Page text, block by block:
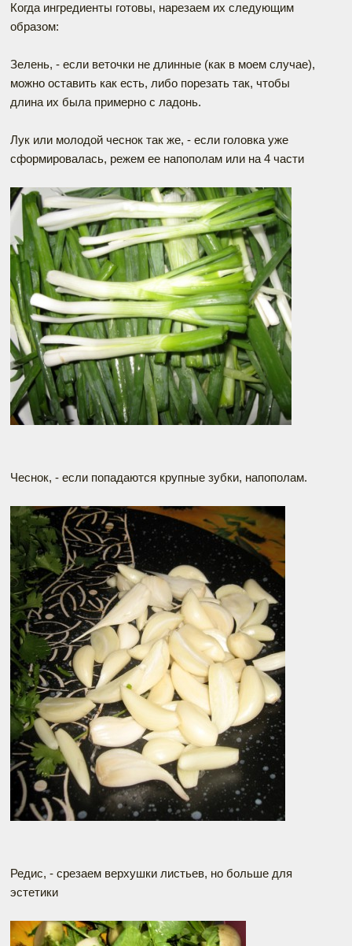
Когда ингредиенты готовы, нарезаем их следующим
образом:
Зелень, - если веточки не длинные (как в моем случае),
можно оставить как есть, либо порезать так, чтобы
длина их была примерно с ладонь.
Лук или молодой чеснок так же, - если головка уже
сформировалась, режем ее напополам или на 4 части
Чеснок, - если попадаются крупные зубки, напополам.
Редис, - срезаем верхушки листьев, но больше для
эстетики